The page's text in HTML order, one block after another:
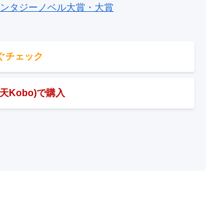
タジーノベル大賞・大賞
チェック
Kobo)で購入